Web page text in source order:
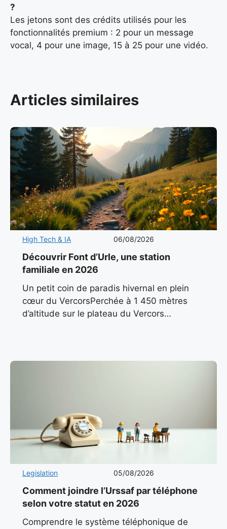
?
Les jetons sont des crédits utilisés pour les
fonctionnalités premium : 2 pour un message
vocal, 4 pour une image, 15 à 25 pour une vidéo.
Articles similaires
High Tech & IA 06/08/2026
Découvrir Font d’Urle, une station
familiale en 2026
Un petit coin de paradis hivernal en plein
cœur du VercorsPerchée à 1 450 mètres
d’altitude sur le plateau du Vercors
Legislation 05/08/2026
Comment joindre l’Urssaf par téléphone
selon votre statut en 2026
Comprendre le système téléphonique de